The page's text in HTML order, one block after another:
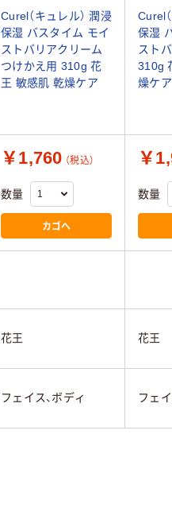
Curel（キュレル） 潤浸
保湿 バスタイム モイ
ストバリアクリーム
つけかえ用 310g 花
王 敏感肌 乾燥ケア
Curel
保湿
スト
310g
燥ケア
￥1,760 （税込）
数量
カゴへ
￥
数量
花王 花王
フェイス、ボディ フェ